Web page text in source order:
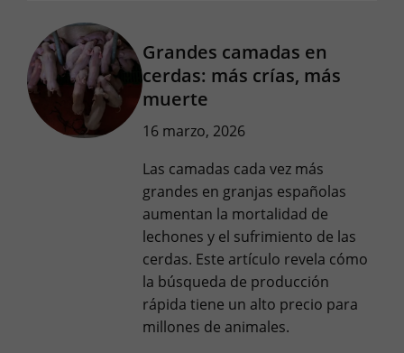
Grandes camadas en
cerdas: más crías, más
muerte
16 marzo, 2026
Las camadas cada vez más
grandes en granjas españolas
aumentan la mortalidad de
lechones y el sufrimiento de las
cerdas. Este artículo revela cómo
la búsqueda de producción
rápida tiene un alto precio para
millones de animales.